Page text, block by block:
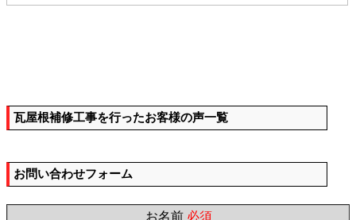
瓦屋根補修工事を行ったお客様の声一覧
お問い合わせフォーム
お名前 必須